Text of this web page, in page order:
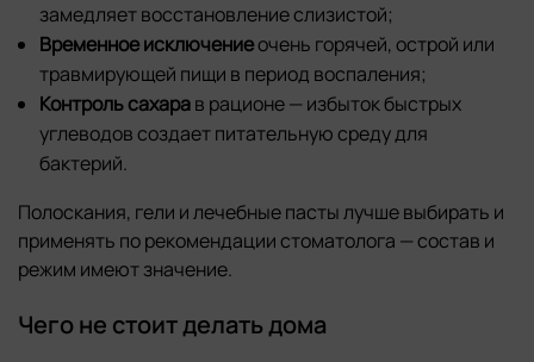
замедляет восстановление слизистой;
Временное исключениеочень горячей, острой или
травмирующей пищи в период воспаления;
Контроль сахарав рационе — избыток быстрых
углеводов создает питательную среду для
бактерий.
Полоскания, гели и лечебные пасты лучше выбирать и
применять по рекомендации стоматолога — состав и
режим имеют значение.
Чего не стоит делать дома